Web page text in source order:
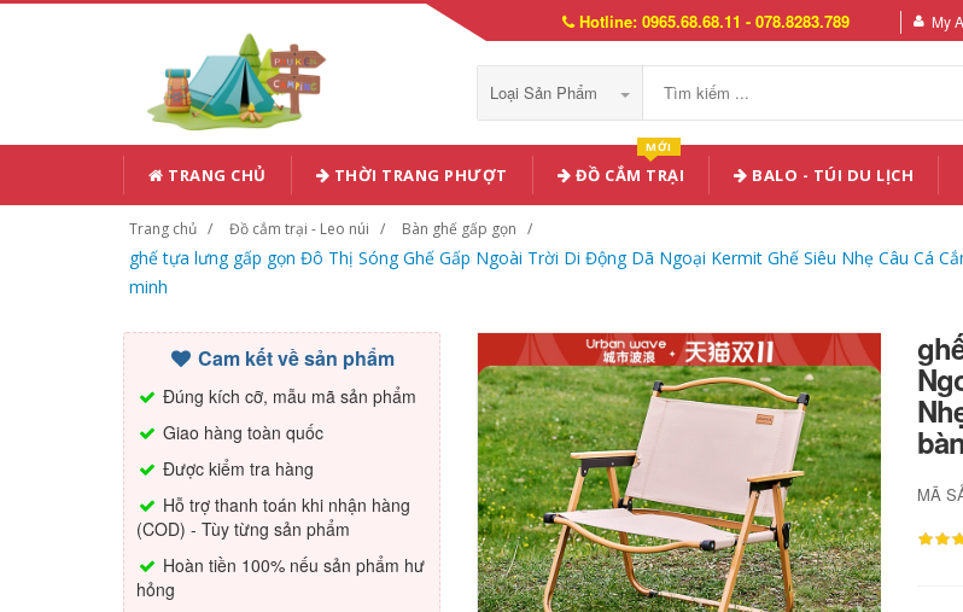
Hotline: 0965.68.68.11 - 078.8283.789 My
Loại Sản Phẩm
TRANG CHỦ THỜI TRANG PHƯỢT ĐỒ CẮM TRẠI
MỚI
BALO - TÚI DU LỊCH
Trang chủ Đồ cắm trại - Leo núi Bàn ghế gấp gọn
ghế tựa lưng gấp gọn Đô Thị Sóng Ghế Gấp Ngoài Trời Di Động Dã Ngoại Kermit Ghế Siêu Nhẹ Câu Cá
minh
Cam kết về sản phẩm
Đúng kích cỡ, mẫu mã sản phẩm
Giao hàng toàn quốc
Được kiểm tra hàng
Hỗ trợ thanh toán khi nhận hàng
(COD) - Tùy từng sản phẩm
Hoàn tiền 100% nếu sản phẩm hư
hỏng
MÃ